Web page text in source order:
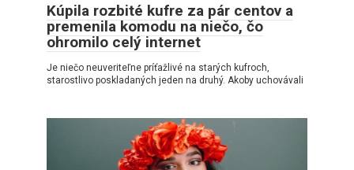
Kúpila rozbité kufre za pár centov a
premenila komodu na niečo, čo
ohromilo celý internet
Je niečo neuveriteľne príťažlivé na starých kufroch,
starostlivo poskladaných jeden na druhý. Akoby uchovávali